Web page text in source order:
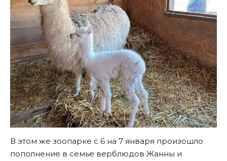
В этом же зоопарке с 6 на 7 января произошло
пополнение в семье верблюдов Жанны и